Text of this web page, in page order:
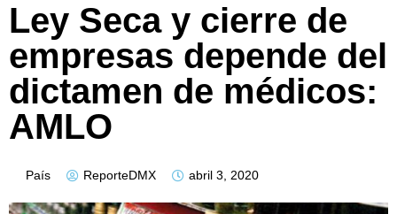
Ley Seca y cierre de
empresas depende del
dictamen de médicos:
AMLO
País ReporteDMX abril 3, 2020